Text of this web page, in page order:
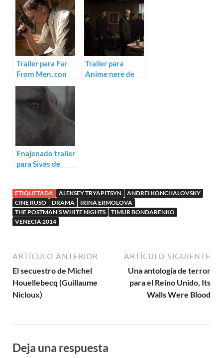
Konchalovsky
Trailer para Far
From Men, con
Viggo Mortensen
Trailer para
Anime nere de
Enajenado trailer
para Sivas de
ETIQUETADA ALEKSEY TRYAPITSYN
ANDREI KONCHALOVSKY
CINE RUSO
DRAMA
IRINA ERMOLOVA
THE POSTMAN'S WHITE NIGHTS
TIMUR BONDARENKO
VENECIA 2014
ARTÍCULO ANTERIOR
El secuestro de Michel
Houellebecq (Guillaume
Nicloux)
ARTÍCULO SIGUIENTE
Una antología de terror
para el Reino Unido, Its
Walls Were Blood
Deja una respuesta